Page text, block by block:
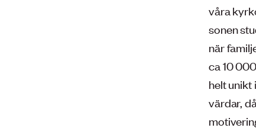
våra
sonen
när
ca 10
helt unikt
värdar,